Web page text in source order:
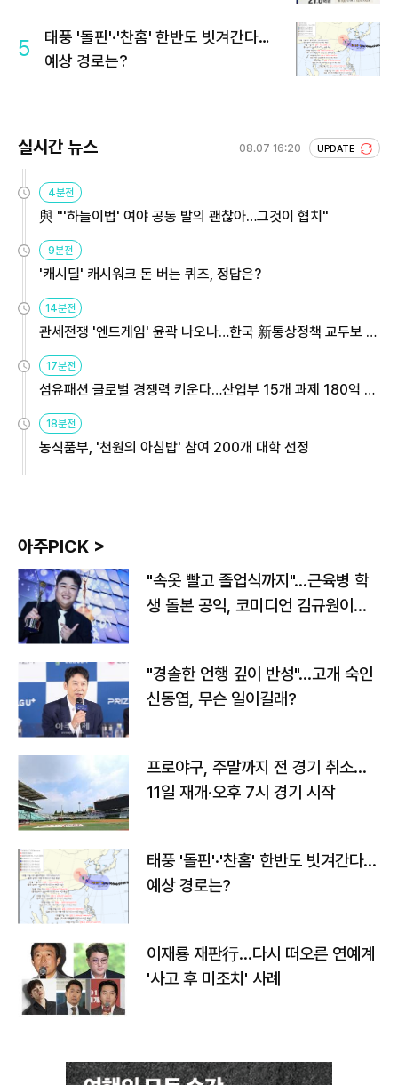
5
태풍 '돌핀'·'찬홈' 한반도 빗겨간다…
예상 경로는?
실시간 뉴스 08.07 16:20 UPDATE
4분전
與 "'하늘이법' 여야 공동 발의 괜찮아…그것이 협치"
9분전
'캐시딜' 캐시워크 돈 버는 퀴즈, 정답은?
14분전
관세전쟁 '엔드게임' 윤곽 나오나…한국 新통상정책 교두보 활
17분전
섬유패션 글로벌 경쟁력 키운다…산업부 15개 과제 180억 지
18분전
농식품부, '천원의 아침밥' 참여 200개 대학 선정
아주PICK >
"속옷 빨고 졸업식까지"…근육병 학
생 돌본 공익, 코미디언 김규원이었
"경솔한 언행 깊이 반성"…고개 숙인
신동엽, 무슨 일이길래?
프로야구, 주말까지 전 경기 취소…
11일 재개·오후 7시 경기 시작
태풍 '돌핀'·'찬홈' 한반도 빗겨간다…
예상 경로는?
이재룡 재판行…다시 떠오른 연예계
'사고 후 미조치' 사례